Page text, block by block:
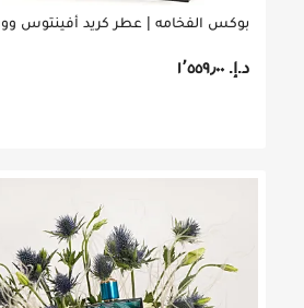
د.إ.‏ ١٬٥٥٩٫٠٠